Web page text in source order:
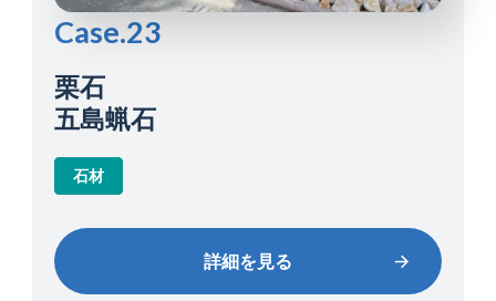
Case.23
栗石
五島蝋石
石材
詳細を見る
詳細を見る